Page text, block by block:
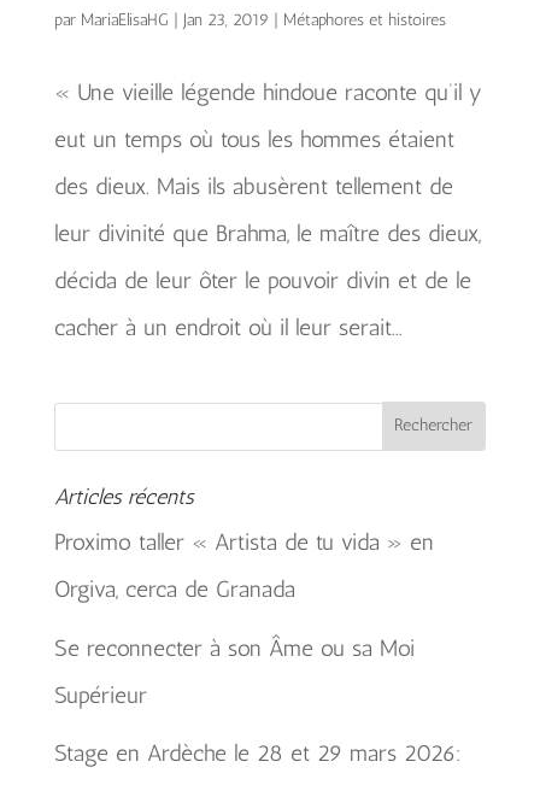
par MariaElisaHG | Jan 23, 2019 | Métaphores et histoires
« Une vieille légende hindoue raconte qu’il y
eut un temps où tous les hommes étaient
des dieux. Mais ils abusèrent tellement de
leur divinité que Brahma, le maître des dieux,
décida de leur ôter le pouvoir divin et de le
cacher à un endroit où il leur serait...
Articles récents
Proximo taller « Artista de tu vida » en
Orgiva, cerca de Granada
Se reconnecter à son Âme ou sa Moi
Supérieur
Stage en Ardèche le 28 et 29 mars 2026: